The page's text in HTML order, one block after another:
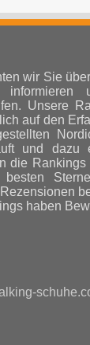
Expedition
Laufschuhe
Weit
wir Sie
Unsere
auf den
und dazu
die
haben